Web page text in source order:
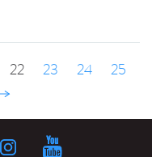
22 23 24
25
›